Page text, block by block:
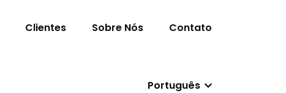
Clientes Sobre Nós Contato
Português